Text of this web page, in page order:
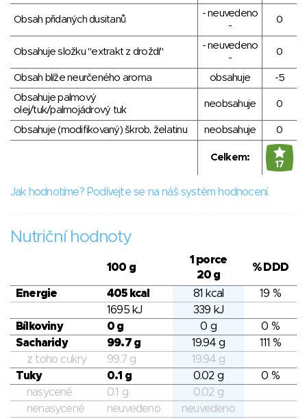
Obsah přidaných dusitanů
- neuvedeno
-
0
Obsahuje složku "extrakt z droždí"
- neuvedeno
-
0
Obsah blíže neurčeného aroma obsahuje
-5
Obsahuje palmový
olej/tuk/palmojádrový tuk
neobsahuje 0
Obsahuje (modifikovaný) škrob, želatinu neobsahuje 0
Celkem:
17
Jak hodnotíme? Podívejte se na náš systém hodnocení.
Nutriční hodnoty
100 g
1 porce
20 g
% DDD
Energie 405 kcal 81 kcal
19 %
1695 kJ
339 kJ
Bílkoviny
0 g 0 g
0 %
Sacharidy
99.7 g 19.94 g
111 %
z toho cukry
99.7 g
19.94 g
Tuky
0.1 g 0.02 g
0 %
nasycené
0.1 g
0.02 g
nenasycené
neuvedeno
neuvedeno